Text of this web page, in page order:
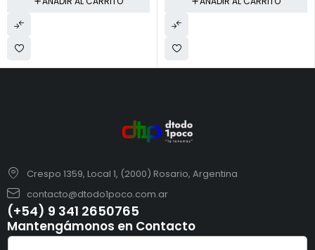
Crespo 1359, Local 1, (2000) Rosario, Argentina
contacto@dtodo1poco.com.ar
(+54) 9 341 2650765
Mantengámonos en Contacto
e
lC